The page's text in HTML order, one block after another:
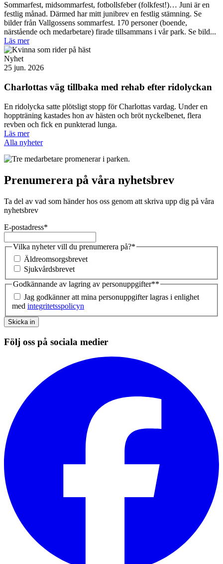
Sommarfest, midsommarfest, fotbollsfeber (folkfest!)… Juni är en
festlig månad. Därmed har mitt junibrev en festlig stämning. Se
bilder från Vallgossens sommarfest. 170 personer (boende,
närstående och medarbetare) firade tillsammans i vår park. Se bild...
Läs mer
Nyhet
25 jun. 2026
Charlottas väg tillbaka med rehab efter ridolyckan
En ridolycka satte plötsligt stopp för Charlottas vardag. Under en
hoppträning kastades hon av hästen och bröt nyckelbenet, flera
revben och fick en punkterad lunga.
Läs mer
Alla nyheter
Prenumerera på våra nyhetsbrev
Ta del av vad som händer hos oss genom att skriva upp dig på våra
nyhetsbrev
E-postadress*
Vilka nyheter vill du prenumerera på?*
Äldreomsorgsbrevet
Sjukvårdsbrevet
Godkännande av lagring av personuppgifter**
Jag godkänner att mina personuppgifter lagras i enlighet
med integritetsspolicyn
Skicka in
Följ oss på sociala medier